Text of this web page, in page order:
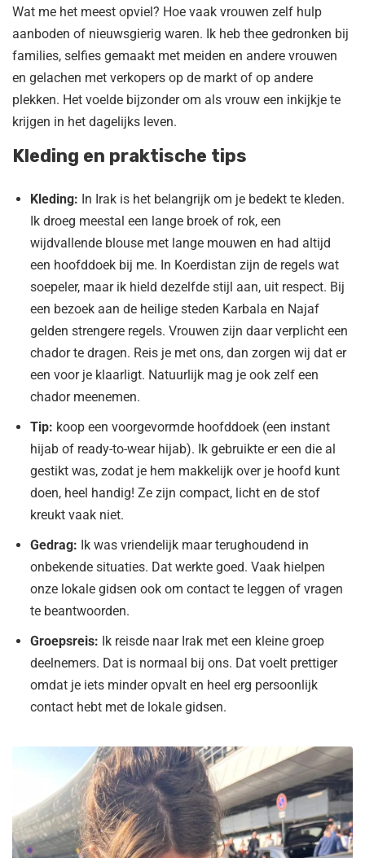
Wat me het meest opviel? Hoe vaak vrouwen zelf hulp
aanboden of nieuwsgierig waren. Ik heb thee gedronken bij
families, selfies gemaakt met meiden en andere vrouwen
en gelachen met verkopers op de markt of op andere
plekken. Het voelde bijzonder om als vrouw een inkijkje te
krijgen in het dagelijks leven.
Kleding en praktische tips
Kleding: In Irak is het belangrijk om je bedekt te kleden.
Ik droeg meestal een lange broek of rok, een
wijdvallende blouse met lange mouwen en had altijd
een hoofddoek bij me. In Koerdistan zijn de regels wat
soepeler, maar ik hield dezelfde stijl aan, uit respect. Bij
een bezoek aan de heilige steden Karbala en Najaf
gelden strengere regels. Vrouwen zijn daar verplicht een
chador te dragen. Reis je met ons, dan zorgen wij dat er
een voor je klaarligt. Natuurlijk mag je ook zelf een
chador meenemen.
Tip: koop een voorgevormde hoofddoek (een instant
hijab of ready-to-wear hijab). Ik gebruikte er een die al
gestikt was, zodat je hem makkelijk over je hoofd kunt
doen, heel handig! Ze zijn compact, licht en de stof
kreukt vaak niet.
Gedrag: Ik was vriendelijk maar terughoudend in
onbekende situaties. Dat werkte goed. Vaak hielpen
onze lokale gidsen ook om contact te leggen of vragen
te beantwoorden.
Groepsreis: Ik reisde naar Irak met een kleine groep
deelnemers. Dat is normaal bij ons. Dat voelt prettiger
omdat je iets minder opvalt en heel erg persoonlijk
contact hebt met de lokale gidsen.